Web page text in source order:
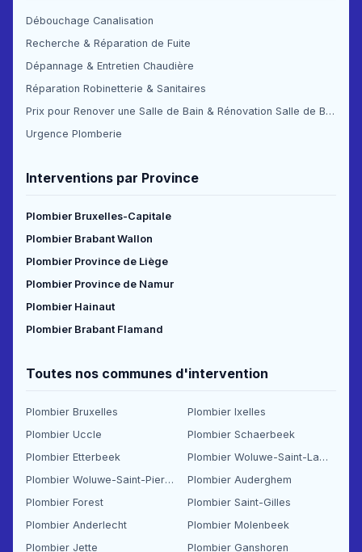
Débouchage Canalisation
Recherche & Réparation de Fuite
Dépannage & Entretien Chaudière
Réparation Robinetterie & Sanitaires
Prix pour Renover une Salle de Bain & Rénovation Salle de Bain Prix
Urgence Plomberie
Interventions par Province
Plombier Bruxelles-Capitale
Plombier Brabant Wallon
Plombier Province de Liège
Plombier Province de Namur
Plombier Hainaut
Plombier Brabant Flamand
Toutes nos communes d'intervention
Plombier Bruxelles
Plombier Ixelles
Plombier Uccle
Plombier Schaerbeek
Plombier Etterbeek
Plombier Woluwe-Saint-Lambert
Plombier Woluwe-Saint-Pierre
Plombier Auderghem
Plombier Forest
Plombier Saint-Gilles
Plombier Anderlecht
Plombier Molenbeek
Plombier Jette
Plombier Ganshoren